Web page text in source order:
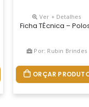
E Tratamento Anti
Malha Piquet
Curta
Ver + Detalhes
Ficha TÉcnica –
Por: Rubin Brindes
ORÇAR